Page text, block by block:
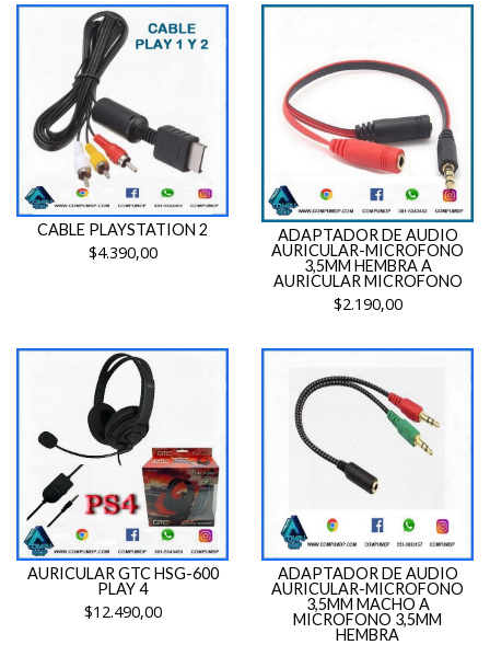
CABLE PLAYSTATION 2
$4.390,00
ADAPTADOR DE AUDIO
AURICULAR-MICROFONO
3,5MM HEMBRA A
AURICULAR MICROFONO
$2.190,00
AURICULAR GTC HSG-600
PLAY 4
$12.490,00
ADAPTADOR DE AUDIO
AURICULAR-MICROFONO
3,5MM MACHO A
MICROFONO 3,5MM
HEMBRA